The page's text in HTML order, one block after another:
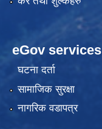
eGov services
घटना दर्ता
सामाजिक सुरक्षा
नागरिक वडापत्र